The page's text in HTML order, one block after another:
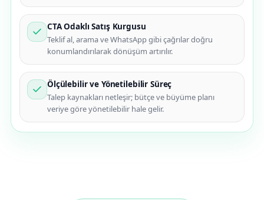
CTA Odaklı Satış Kurgusu
Teklif al, arama ve WhatsApp gibi çağrılar doğru
konumlandırılarak dönüşüm artırılır.
Ölçülebilir ve Yönetilebilir Süreç
Talep kaynakları netleşir; bütçe ve büyüme planı
veriye göre yönetilebilir hale gelir.